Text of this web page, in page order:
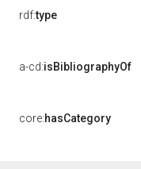
rdf:type
a-cd:isBibliographyOf
core:hasCategory